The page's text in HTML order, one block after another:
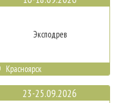
Эксподрев
Красноярск
23-25.09.2026